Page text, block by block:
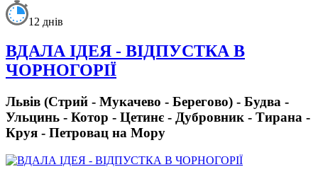
12 днів
ВДАЛА ІДЕЯ - ВІДПУСТКА В
ЧОРНОГОРІЇ
Львів (Стрий - Мукачево - Берегово) - Будва -
Ульцинь - Котор - Цетинє - Дубровник - Тирана -
Круя - Петровац на Мору